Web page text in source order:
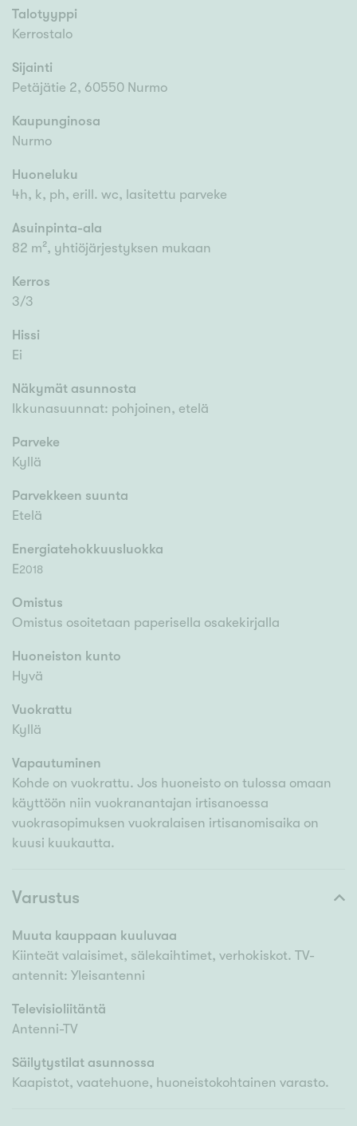
Talotyyppi
Kerrostalo
Sijainti
Petäjätie 2, 60550 Nurmo
Kaupunginosa
Nurmo
Huoneluku
4h, k, ph, erill. wc, lasitettu parveke
Asuinpinta-ala
82 m², yhtiöjärjestyksen mukaan
Kerros
3/3
Hissi
Ei
Näkymät asunnosta
Ikkunasuunnat: pohjoinen, etelä
Parveke
Kyllä
Parvekkeen suunta
Etelä
Energiatehokkuusluokka
E2018
Omistus
Omistus osoitetaan paperisella osakekirjalla
Huoneiston kunto
Hyvä
Vuokrattu
Kyllä
Vapautuminen
Kohde on vuokrattu. Jos huoneisto on tulossa omaan
käyttöön niin vuokranantajan irtisanoessa
vuokrasopimuksen vuokralaisen irtisanomisaika on
kuusi kuukautta.
Varustus
Muuta kauppaan kuuluvaa
Kiinteät valaisimet, sälekaihtimet, verhokiskot. TV-
antennit: Yleisantenni
Televisioliitäntä
Antenni-TV
Säilytystilat asunnossa
Kaapistot, vaatehuone, huoneistokohtainen varasto.